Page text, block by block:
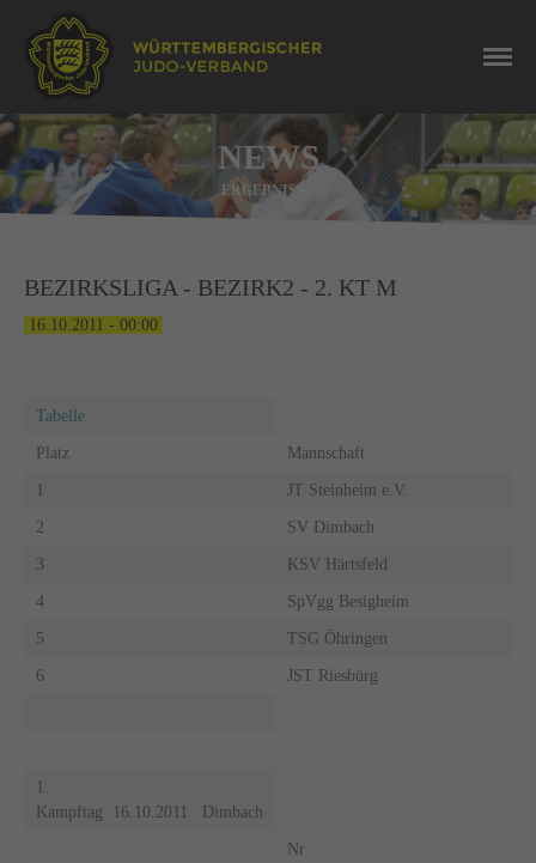
NEWS
ERGEBNISSE
BEZIRKSLIGA - BEZIRK2 - 2. KT M
16.10.2011 - 00:00
Tabelle
Platz Mannschaft
1 JT Steinheim e.V.
2 SV Dimbach
3 KSV Härtsfeld
4 SpVgg Besigheim
5 TSG Öhringen
6 JST Riesbürg
1.
Kampftag 16.10.2011 Dimbach
Nr